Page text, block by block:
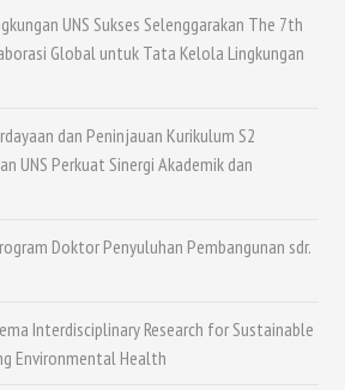
UNS Sukses Selenggarakan The 7th
Global untuk Tata Kelola Lingkungan
dan Peninjauan Kurikulum S2
UNS Perkuat Sinergi Akademik dan
Doktor Penyuluhan Pembangunan sdr.
Interdisciplinary Research for Sustainable
Environmental Health